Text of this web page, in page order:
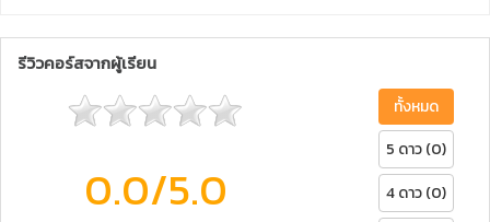
รีวิวคอร์สจากผู้เรียน
0.0/5.0
ทั้งหมด
5 ดาว (0)
4 ดาว (0)